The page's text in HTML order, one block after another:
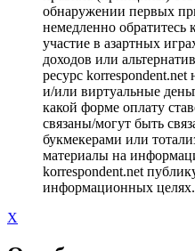
обнаружении первых
немедленно обратитесь
участие в азартных
доходов или
ресурс
и/или виртуальные
какой форме оплату
связаны/могут быть
букмекерами или
материалы на
korrespondent.net
информационных целях.
X